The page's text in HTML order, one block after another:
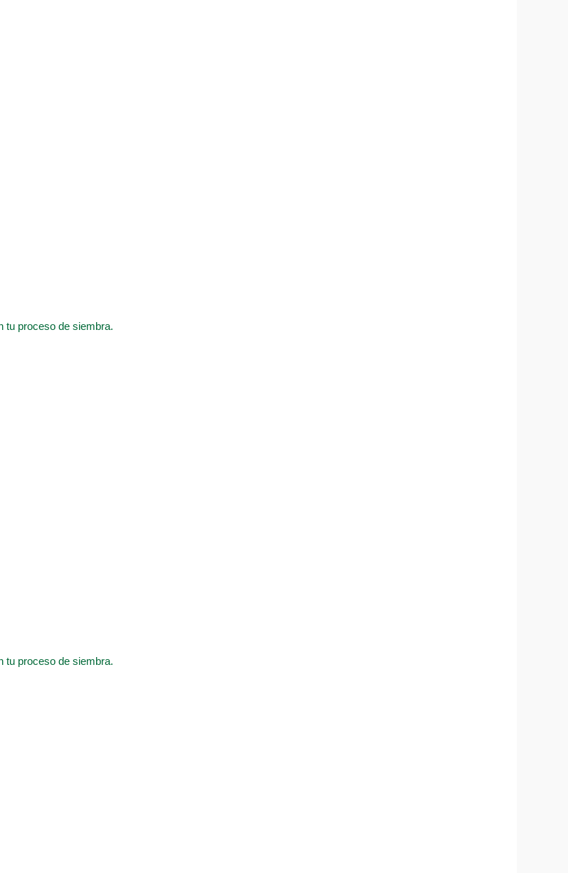
tu proceso de siembra.
tu proceso de siembra.